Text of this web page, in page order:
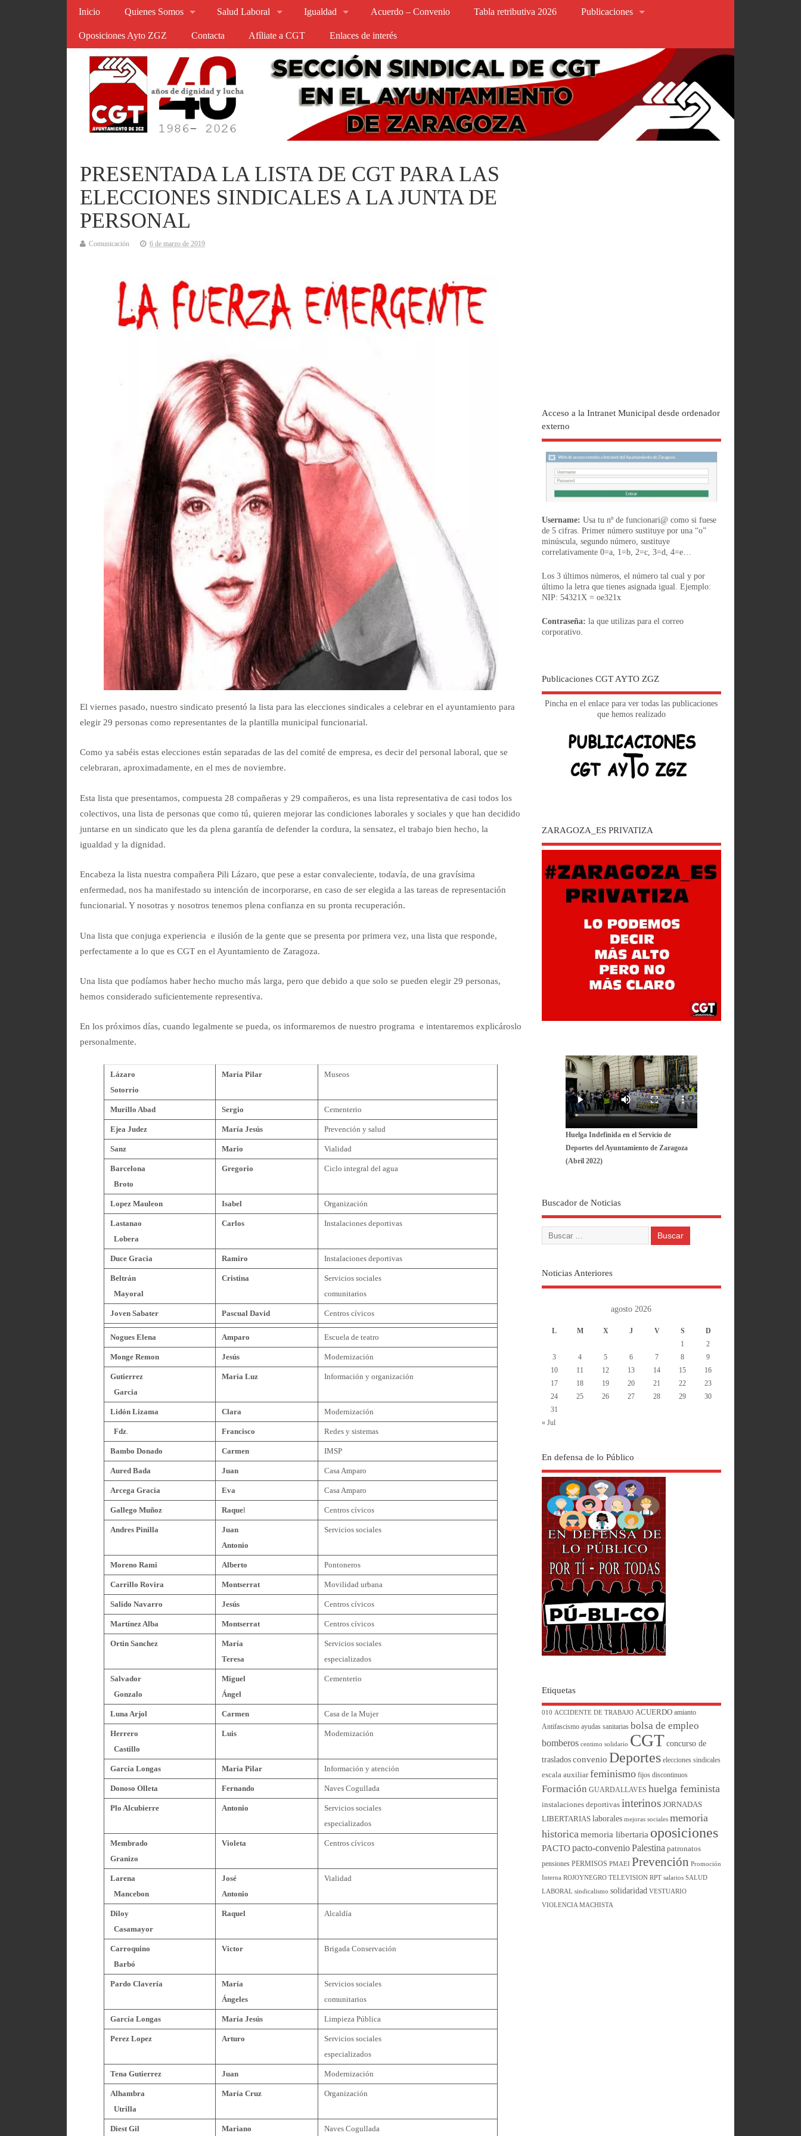
Inicio Quienes Somos Salud Laboral Igualdad Acuerdo – Convenio Tabla retributiva 2026 Publicaciones
Oposiciones Ayto ZGZ Contacta Afíliate a CGT Enlaces de interés
PRESENTADA LA LISTA DE CGT PARA LAS
ELECCIONES SINDICALES A LA JUNTA DE
PERSONAL
Comunicación 6 de marzo de 2019
El viernes pasado, nuestro sindicato presentó la lista para las elecciones sindicales a celebrar en el ayuntamiento para
elegir 29 personas como representantes de la plantilla municipal funcionarial.
Como ya sabéis estas elecciones están separadas de las del comité de empresa, es decir del personal laboral, que se
celebraran, aproximadamente, en el mes de noviembre.
Esta lista que presentamos, compuesta 28 compañeras y 29 compañeros, es una lista representativa de casi todos los
colectivos, una lista de personas que como tú, quieren mejorar las condiciones laborales y sociales y que han decidido
juntarse en un sindicato que les da plena garantía de defender la cordura, la sensatez, el trabajo bien hecho, la
igualdad y la dignidad.
Encabeza la lista nuestra compañera Pili Lázaro, que pese a estar convaleciente, todavía, de una gravísima
enfermedad, nos ha manifestado su intención de incorporarse, en caso de ser elegida a las tareas de representación
funcionarial. Y nosotras y nosotros tenemos plena confianza en su pronta recuperación.
Una lista que conjuga experiencia e ilusión de la gente que se presenta por primera vez, una lista que responde,
perfectamente a lo que es CGT en el Ayuntamiento de Zaragoza.
Una lista que podíamos haber hecho mucho más larga, pero que debido a que solo se pueden elegir 29 personas,
hemos considerado suficientemente representiva.
En los próximos días, cuando legalmente se pueda, os informaremos de nuestro programa e intentaremos explicároslo
personalmente.
Lázaro
Sotorrio
María Pilar Museos
Murillo Abad Sergio Cementerio
Ejea Judez María Jesús Prevención y salud
Sanz Mario Vialidad
Barcelona
Broto
Gregorio Ciclo integral del agua
Lopez Mauleon Isabel Organización
Lastanao
Lobera
Carlos Instalaciones deportivas
Duce Gracia Ramiro Instalaciones deportivas
Beltrán
Mayoral
Cristina
Servicios sociales
comunitarios
Joven Sabater Pascual David Centros cívicos
Nogues Elena Amparo Escuela de teatro
Monge Remon Jesús Modernización
Gutierrez
Garcia
María Luz Información y organización
Lidón Lizama Clara Modernización
Fdz Francisco Redes y sistemas
Bambo Donado Carmen IMSP
Aured Bada Juan Casa Amparo
Arcega Gracia Eva Casa Amparo
Gallego Muñoz Raquel Centros cívicos
Andres Pinilla
Juan
Antonio
Servicios sociales
Moreno Rami Alberto Pontoneros
Carrillo Rovira Montserrat Movilidad urbana
Salido Navarro Jesús Centros cívicos
Martínez Alba Montserrat Centros cívicos
Ortin Sanchez
María
Teresa
Servicios sociales
especializados
Salvador
Gonzalo
Miguel
Ángel
Cementerio
Luna Arjol Carmen Casa de la Mujer
Herrero
Castillo
Luis Modernización
García Longas María Pilar Información y atención
Donoso Olleta Fernando Naves Cogullada
Plo Alcubierre Antonio
Servicios sociales
especializados
Membrado
Granizo
Violeta Centros cívicos
Larena
Mancebon
José
Antonio
Vialidad
Diloy
Casamayor
Raquel Alcaldía
Carroquino
Barbó
Victor Brigada Conservación
Pardo Clavería
María
Ángeles
Servicios sociales
comunitarios
García Longas María Jesús Limpieza Pública
Perez Lopez Arturo
Servicios sociales
especializados
Tena Gutierrez Juan Modernización
Alhambra
Utrilla
María Cruz Organización
Diest Gil Mariano Naves Cogullada
Acceso a la Intranet Municipal desde ordenador
externo
Username: Usa tu nº de funcionari@ como si fuese
de 5 cifras. Primer número sustituye por una “o”
minúscula, segundo número, sustituye
correlativamente 0=a, 1=b, 2=c, 3=d, 4=e…
Los 3 últimos números, el número tal cual y por
último la letra que tienes asignada igual. Ejemplo:
NIP: 54321X = oe321x
Contraseña: la que utilizas para el correo
corporativo.
Publicaciones CGT AYTO ZGZ
Pincha en el enlace para ver todas las publicaciones
que hemos realizado
ZARAGOZA_ES PRIVATIZA
Huelga Indefinida en el Servicio de
Deportes del Ayuntamiento de Zaragoza
(Abril 2022)
Buscador de Noticias
Noticias Anteriores
agosto 2026
L M X J V S
D
1
2
3
4 5 6 7 8
9
10
11 12 13 14 15
16
17
18 19 20 21 22
23
24
25 26 27 28 29
30
31
« Jul
En defensa de lo Público
Etiquetas
010 ACCIDENTE DE TRABAJO ACUERDO amianto
Antifascismo ayudas sanitarias bolsa de empleo
bomberos centimo solidario CGT concurso de
traslados convenio Deportes elecciones sindicales
escala auxiliar feminismo fijos discontinuos
Formación GUARDALLAVES huelga feminista
instalaciones deportivas interinos JORNADAS
LIBERTARIAS laborales mejoras sociales memoria
historica memoria libertaria oposiciones
PACTO pacto-convenio Palestina patronatos
pensiones PERMISOS PMAEI Prevención Promoción
Interna ROJOYNEGRO TELEVISION RPT salarios SALUD
LABORAL sindicalismo solidaridad VESTUARIO
VIOLENCIA MACHISTA